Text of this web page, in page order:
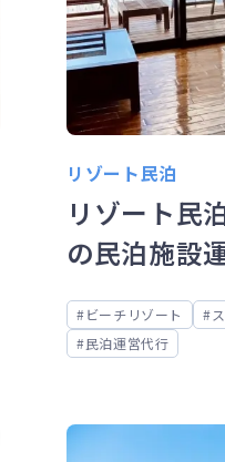
リゾート民泊
リゾート民
の民泊施設
ビーチリゾート
民泊運営代行